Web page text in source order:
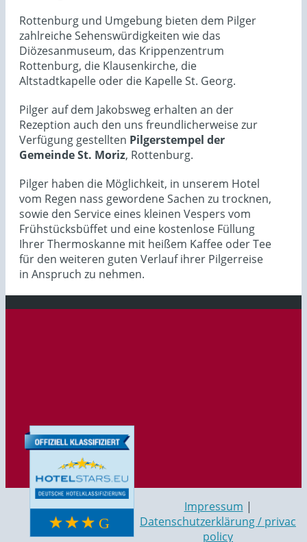
Rottenburg und Umgebung bieten dem Pilger
zahlreiche Sehenswürdigkeiten wie das
Diözesanmuseum, das Krippenzentrum
Rottenburg, die Klausenkirche, die
Altstadtkapelle oder die Kapelle St. Georg.
Pilger auf dem Jakobsweg erhalten an der
Rezeption auch den uns freundlicherweise zur
Verfügung gestellten Pilgerstempel der
Gemeinde St. Moriz, Rottenburg.
Pilger haben die Möglichkeit, in unserem Hotel
vom Regen nass gewordene Sachen zu trocknen,
sowie den Service eines kleinen Vespers vom
Frühstücksbüffet und eine kostenlose Füllung
Ihrer Thermoskanne mit heißem Kaffee oder Tee
für den weiteren guten Verlauf ihrer Pilgerreise
in Anspruch zu nehmen.
Impressum |
Datenschutzerklärung / privac
policy